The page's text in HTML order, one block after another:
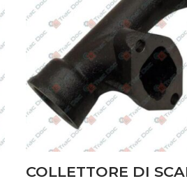
COLLETTORE DI